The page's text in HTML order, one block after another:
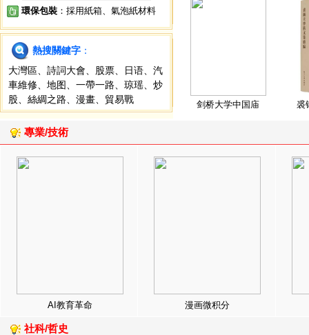
環保包裝 ：採用紙箱、氣泡紙材料
熱搜關鍵字 ：
大灣區
詩詞大會 股票 日语
汽
車維修
地图 一帶一路 琼瑶
炒
股
絲綢之路 漫畫 貿易戰 剑桥大学中国庙 裘
專業/技術
AI教育革命 漫画微积分
社科/哲史